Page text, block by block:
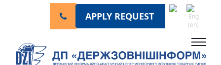
APPLY REQUEST